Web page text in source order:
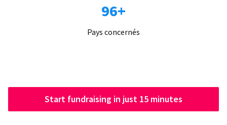
96+
Pays concernés
Start fundraising in just 15 minutes